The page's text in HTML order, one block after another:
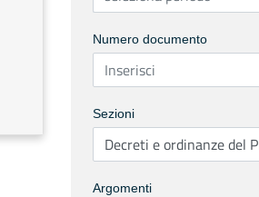
Numero documento
Sezioni
Argomenti